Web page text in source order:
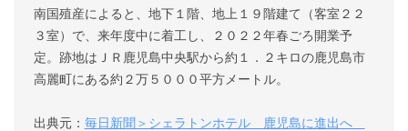
南国殖産によると、地下１階、地上１９階建て（客室２２
３室）で、来年度中に着工し、２０２２年春ごろ開業予
定。跡地はＪＲ鹿児島中央駅から約１．２キロの鹿児島市
高麗町にある約２万５０００平方メートル。
出典元： 毎日新聞＞シェラトンホテル 鹿児島に進出へ